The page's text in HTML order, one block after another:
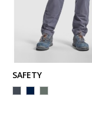
SAFETY